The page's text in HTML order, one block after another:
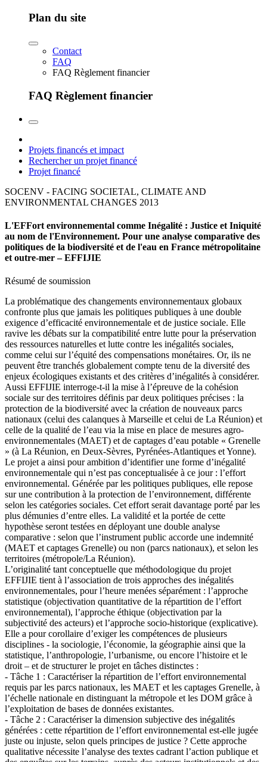
Plan du site
Contact
FAQ
FAQ Règlement financier
FAQ Règlement financier
Projets financés et impact
Rechercher un projet financé
Projet financé
SOCENV - FACING SOCIETAL, CLIMATE AND
ENVIRONMENTAL CHANGES 2013
L'EFFort environnemental comme Inégalité : Justice et Iniquité
au nom de l'Environnement. Pour une analyse comparative des
politiques de la biodiversité et de l'eau en France métropolitaine
et outre-mer – EFFIJIE
Résumé de soumission
La problématique des changements environnementaux globaux
confronte plus que jamais les politiques publiques à une double
exigence d’efficacité environnementale et de justice sociale. Elle
ravive les débats sur la compatibilité entre lutte pour la préservation
des ressources naturelles et lutte contre les inégalités sociales,
comme celui sur l’équité des compensations monétaires. Or, ils ne
peuvent être tranchés globalement compte tenu de la diversité des
enjeux écologiques existants et des critères d’inégalités à considérer.
Aussi EFFIJIE interroge-t-il la mise à l’épreuve de la cohésion
sociale sur des territoires définis par deux politiques précises : la
protection de la biodiversité avec la création de nouveaux parcs
nationaux (celui des calanques à Marseille et celui de La Réunion) et
celle de la qualité de l’eau via la mise en place de mesures agro-
environnementales (MAET) et de captages d’eau potable « Grenelle
» (à La Réunion, en Deux-Sèvres, Pyrénées-Atlantiques et Yonne).
Le projet a ainsi pour ambition d’identifier une forme d’inégalité
environnementale qui n’est pas conceptualisée à ce jour : l’effort
environnemental. Générée par les politiques publiques, elle repose
sur une contribution à la protection de l’environnement, différente
selon les catégories sociales. Cet effort serait davantage porté par les
plus démunies d’entre elles. La validité et la portée de cette
hypothèse seront testées en déployant une double analyse
comparative : selon que l’instrument public accorde une indemnité
(MAET et captages Grenelle) ou non (parcs nationaux), et selon les
territoires (métropole/La Réunion).
L’originalité tant conceptuelle que méthodologique du projet
EFFIJIE tient à l’association de trois approches des inégalités
environnementales, pour l’heure menées séparément : l’approche
statistique (objectivation quantitative de la répartition de l’effort
environnemental), l’approche éthique (objectivation par la
subjectivité des acteurs) et l’approche socio-historique (explicative).
Elle a pour corollaire d’exiger les compétences de plusieurs
disciplines - la sociologie, l’économie, la géographie ainsi que la
statistique, l’anthropologie, l’urbanisme, ou encore l’histoire et le
droit – et de structurer le projet en tâches distinctes :
- Tâche 1 : Caractériser la répartition de l’effort environnemental
requis par les parcs nationaux, les MAET et les captages Grenelle, à
l’échelle nationale en distinguant la métropole et les DOM grâce à
l’exploitation de bases de données existantes.
- Tâche 2 : Caractériser la dimension subjective des inégalités
générées : cette répartition de l’effort environnemental est-elle jugée
juste ou injuste, selon quels principes de justice ? Cette approche
qualitative nécessite l’analyse des textes cadrant l’action publique et